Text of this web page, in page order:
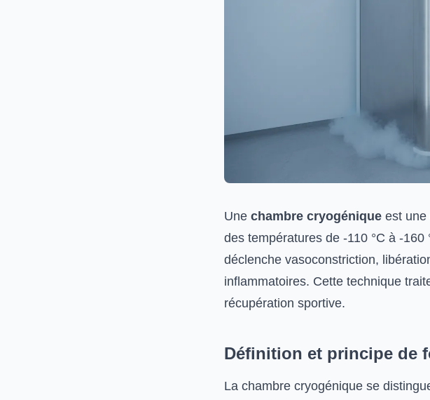
Une chambre cryogénique est une
des températures de -110 °C à -
déclenche vasoconstriction,
inflammatoires. Cette technique
récupération sportive.
Définition et principe de
La chambre cryogénique se